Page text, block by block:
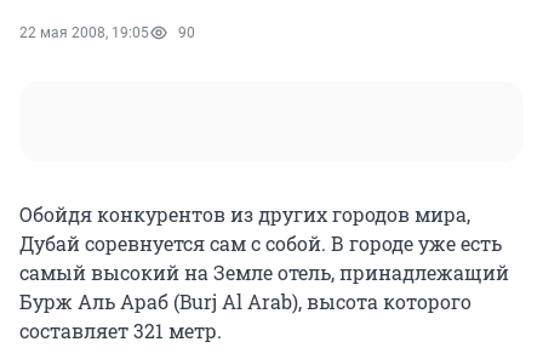
22 мая 2008, 19:05 90
Обойдя конкурентов из других городов мира,
Дубай соревнуется сам с собой. В городе уже есть
самый высокий на Земле отель, принадлежащий
Бурж Аль Араб (Burj Al Arab), высота которого
составляет 321 метр.